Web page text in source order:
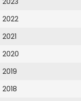
2022
2021
2020
2019
2018